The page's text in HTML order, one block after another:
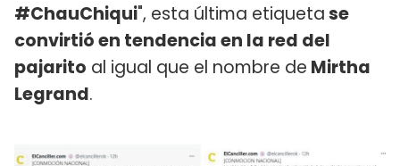
#ChauChiqui", esta última etiquetase
convirtió en tendencia en la red del
pajarito al igual que el nombre de Mirtha
Legrand.